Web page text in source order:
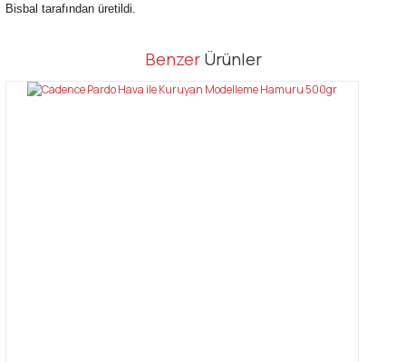
Bisbal tarafından üretildi.
Bu ürüne ilk yorumu siz yapın!
Bu ürünün fiyat bilgisi, resim, ürün açıklamalarında ve diğer
tarafımıza iletebilirsiniz.
Benzer Ürünler